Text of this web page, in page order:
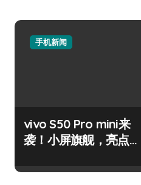
手机新闻
vivo S50 Pro mini来
袭！小屏旗舰，亮点速